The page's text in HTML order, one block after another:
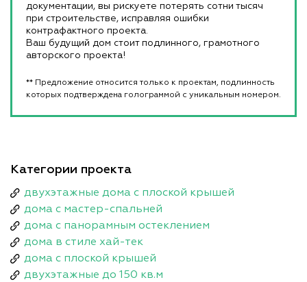
документации, вы рискуете потерять сотни тысяч
при строительстве, исправляя ошибки
контрафактного проекта.
Ваш будущий дом стоит подлинного, грамотного
авторского проекта!
** Предложение относится только к проектам, подлинность
которых подтверждена голограммой с уникальным номером.
Категории проекта
двухэтажные дома с плоской крышей
дома с мастер-спальней
дома с панорамным остеклением
дома в стиле хай-тек
дома с плоской крышей
двухэтажные до 150 кв.м